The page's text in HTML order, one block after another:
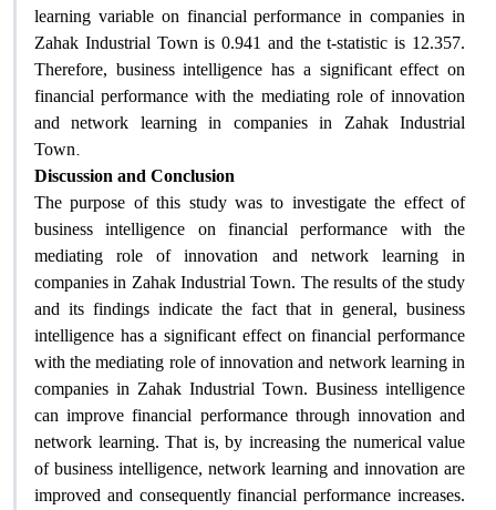
learning variable on financial performance in companies in
Zahak Industrial Town is 0.941 and the t-statistic is 12.357.
Therefore, business intelligence has a significant effect on
financial performance with the mediating role of innovation
and network learning in companies in Zahak Industrial
Town.
Discussion and Conclusion
The purpose of this study was to investigate the effect of
business intelligence on financial performance with the
mediating role of innovation and network learning in
companies in Zahak Industrial Town. The results of the study
and its findings indicate the fact that in general, business
intelligence has a significant effect on financial performance
with the mediating role of innovation and network learning in
companies in Zahak Industrial Town. Business intelligence
can improve financial performance through innovation and
network learning. That is, by increasing the numerical value
of business intelligence, network learning and innovation are
improved and consequently financial performance increases.